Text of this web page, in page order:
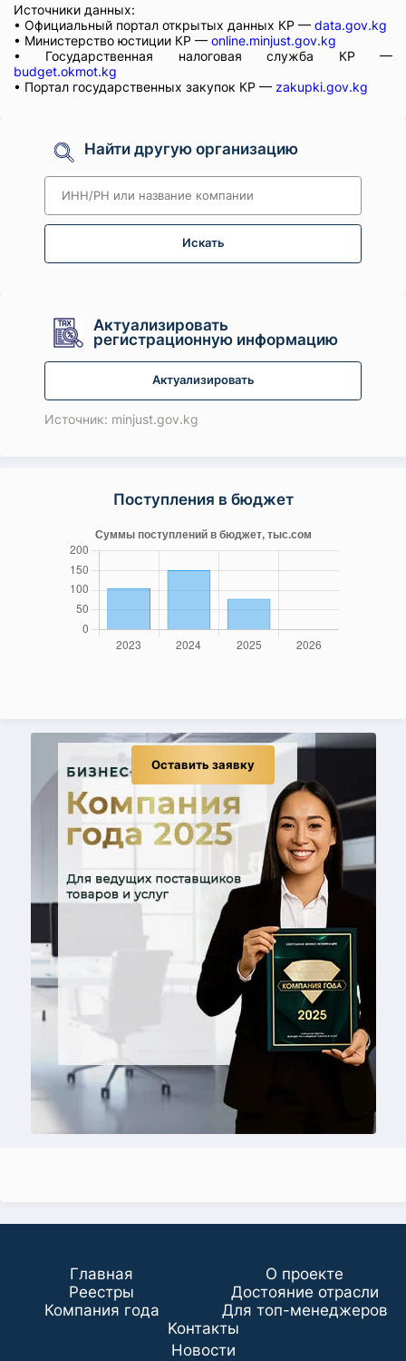
Источники данных:
• Официальный портал открытых данных КР — data.gov.kg
• Министерство юстиции КР — online.minjust.gov.kg
• Государственная налоговая служба КР —
budget.okmot.kg
• Портал государственных закупок КР — zakupki.gov.kg
Найти другую организацию
Искать
Актуализировать
регистрационную информацию
Актуализировать
Источник: minjust.gov.kg
Поступления в бюджет
Оставить заявку
Главная
О проекте
Реестры
Достояние отрасли
Компания года
Для топ-менеджеров
Koнтaкты
Новости